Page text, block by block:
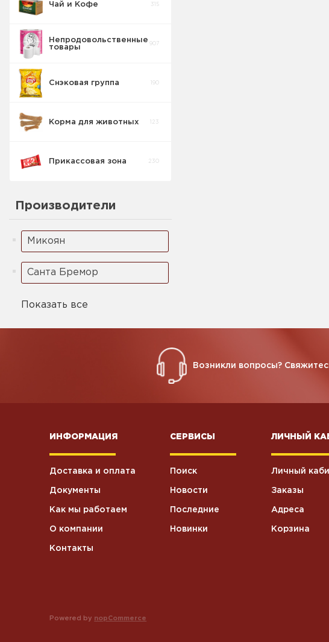
Чай и Кофе 315
Чай
Непродовольственные
товары
907
Снэковая группа 190
Корма для животных 123
Прикассовая зона 230
Производители
Микоян
Санта Бремор
Показать все
Возникли вопросы?
ИНФОРМАЦИЯ
Доставка и оплата
Документы
Как мы работаем
О компании
Контакты
СЕРВИСЫ
Поиск
Новости
Последние
Новинки
ЛИЧНЫЙ
Личный
Заказы
Адреса
Корзина
Powered by nopCommerce